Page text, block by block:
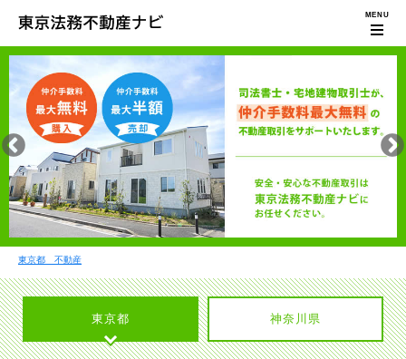
東京都 不動産
東京都 神奈川県